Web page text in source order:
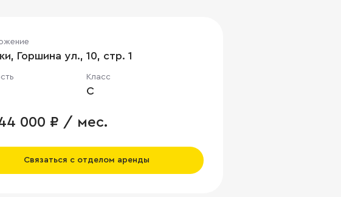
Горшина ул., 10, стр. 1
Класс
C
000 ₽ / мес.
Связаться с отделом аренды